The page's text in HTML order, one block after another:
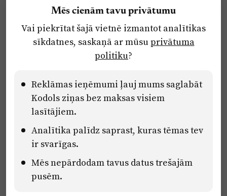
Privātuma politika
Ētikas kodekss
Pārredzamības paziņojumi
Eiropas Savienības Atveseļošanas un noturības mehānisma plāna
2.2. reformu un investīciju virziena “Uzņēmumu digitālā
transformācija un inovācijas” 2.2.1.5.i. investīcijas “Mediju nozares
uzņēmumu digitālās transformācijas veicināšana” pasākuma
“Mācības mediju nozares speciālistu digitālās kompetences un
zināšanu pilnveidošanai” projektā Latvijas Mediju nozares
kompetenču centrs (2.2.1.5.i.0/2/24/A/CFLA/001).
Mēs cienām tavu privātumu
Vai piekrītat šajā vietnē izmantot analītikas
sīkdatnes, saskaņā ar mūsuprivātuma
politiku?
Reklāmas ieņēmumi ļauj mums saglabāt
Kodols ziņas bez maksas visiem
lasītājiem.
Analītika palīdz saprast, kuras tēmas tev
ir svarīgas.
Mēs nepārdodam tavus datus trešajām
pusēm.